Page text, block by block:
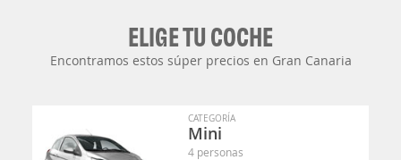
ELIGE TU COCHE
Encontramos estos súper precios en Gran Canaria
CATEGORÍA
Mini
4 personas